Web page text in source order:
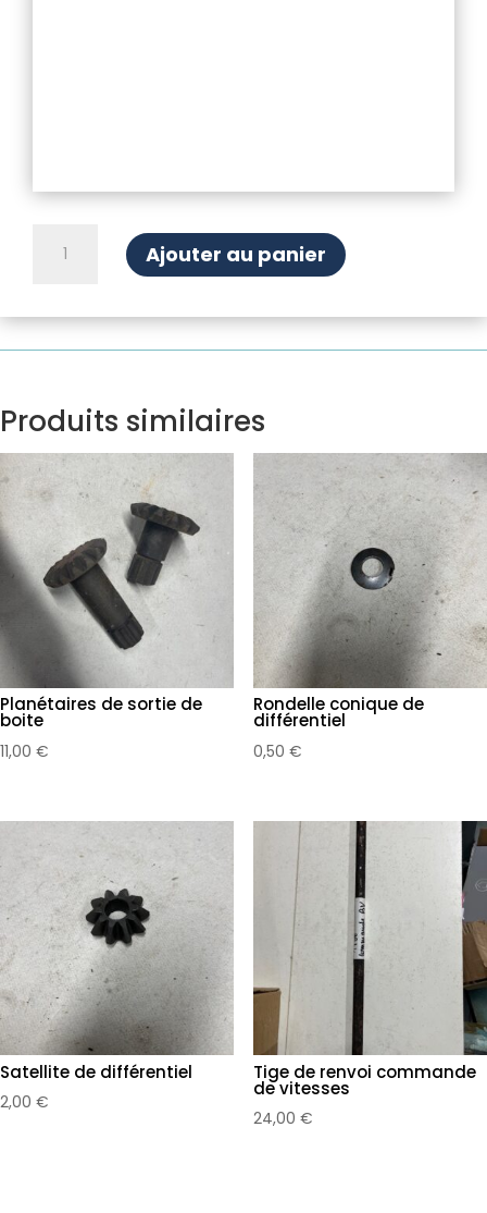
Djet
Ajouter au panier
Produits similaires
Planétaires de sortie de
boite
11,00 €
Rondelle conique de
différentiel
0,50 €
Satellite de différentiel
2,00 €
Tige de renvoi commande
de vitesses
24,00 €